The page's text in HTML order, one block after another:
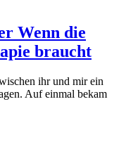
Wenn die
braucht
ihr und mir ein
Auf einmal bekam